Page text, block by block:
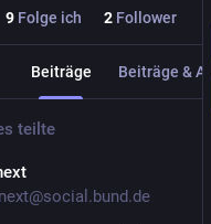
9 Folge ich 2 Follower
Beiträge Beiträge &
teilte